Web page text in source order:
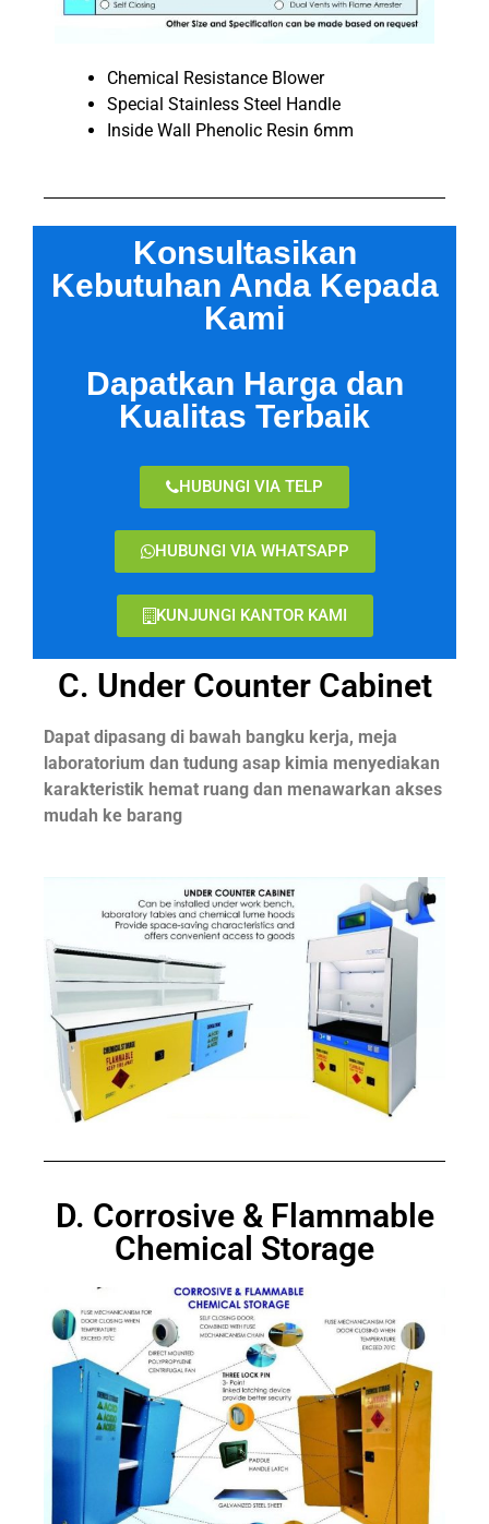
Chemical Resistance Blower
Special Stainless Steel Handle
Inside Wall Phenolic Resin 6mm
Konsultasikan
Kebutuhan Anda Kepada
Kami
Dapatkan Harga dan
Kualitas Terbaik
HUBUNGI VIA TELP
HUBUNGI VIA WHATSAPP
KUNJUNGI KANTOR KAMI
C. Under Counter Cabinet
Dapat dipasang di bawah bangku kerja, meja
laboratorium dan tudung asap kimia menyediakan
karakteristik hemat ruang dan menawarkan akses
mudah ke barang
D. Corrosive & Flammable
Chemical Storage